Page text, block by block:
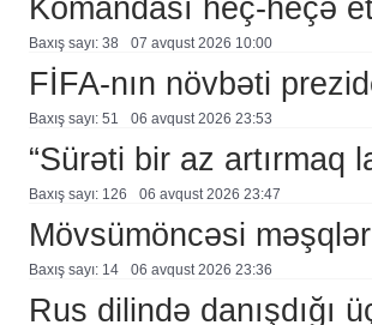
Komandası heç-heçə
Baxış sayı: 38 07 avqust 2026 10:00
FİFA-nın növbəti
Baxış sayı: 51 06 avqust 2026 23:53
“Sürəti bir az artırmaq
Baxış sayı: 126 06 avqust 2026 23:47
Mövsümöncəsi
Baxış sayı: 14 06 avqust 2026 23:36
Rus dilində danışdığı